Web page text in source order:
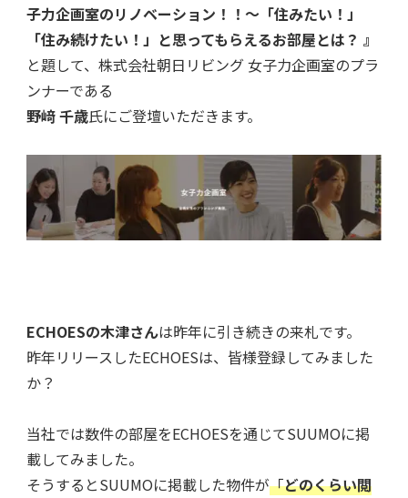
子力企画室のリノベーション！！～「住みたい！」
「住み続けたい！」と思ってもらえるお部屋とは？ 』
と題して、株式会社朝日リビング 女子力企画室のプラ
ンナーである
野﨑 千歳氏にご登壇いただきます。
ECHOESの木津さんは昨年に引き続きの来札です。
昨年リリースしたECHOESは、皆様登録してみました
か？
当社では数件の部屋をECHOESを通じてSUUMOに掲
載してみました。
そうするとSUUMOに掲載した物件が「どのくらい閲